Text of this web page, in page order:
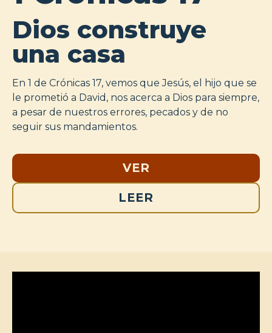
Dios construye
una casa
En 1 de Crónicas 17, vemos que Jesús, el hijo que se
le prometió a David, nos acerca a Dios para siempre,
a pesar de nuestros errores, pecados y de no
seguir sus mandamientos.
VER
LEER